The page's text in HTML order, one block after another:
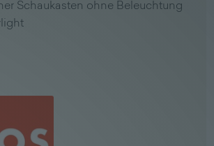
Schaukasten ohne Beleuchtung